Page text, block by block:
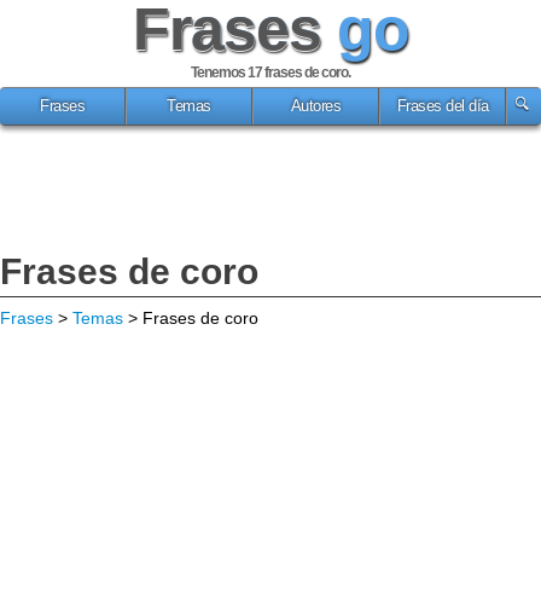
Frases go
Tenemos 17frases de coro.
Frases
Temas Autores Frases del día
Frases de coro
Frases > Temas > Frases de coro